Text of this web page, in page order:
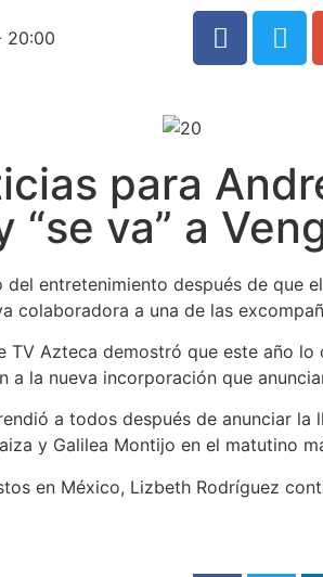
20:00
para
va” a
entretenimiento después de que
colaboradora a una de las
TV Azteca demostró que este año
a la nueva incorporación que
a todos después de anunciar
y Galilea Montijo en el matutino
en México, Lizbeth Rodríguez